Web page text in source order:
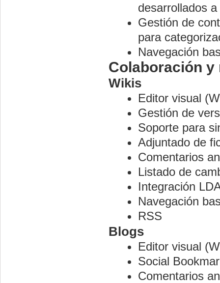
desarrollados
Gestión de
para
Navegación
Colaboración
Wikis
Editor visual
Gestión de
Soporte para
Adjuntado de
Comentarios
Listado de
Integración
Navegación
RSS
Blogs
Editor visual
Social
Comentarios